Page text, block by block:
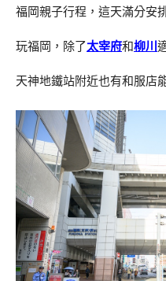
福岡親子行程，這天滿分安
玩福岡，除了太宰府和柳川
天神地鐵站附近也有和服店